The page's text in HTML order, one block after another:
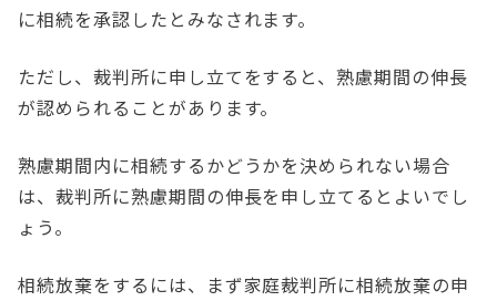
に相続を承認したとみなされます。
ただし、裁判所に申し立てをすると、熟慮期間の伸長
が認められることがあります。
熟慮期間内に相続するかどうかを決められない場合
は、裁判所に熟慮期間の伸長を申し立てるとよいでし
ょう。
相続放棄をするには、まず家庭裁判所に相続放棄の申